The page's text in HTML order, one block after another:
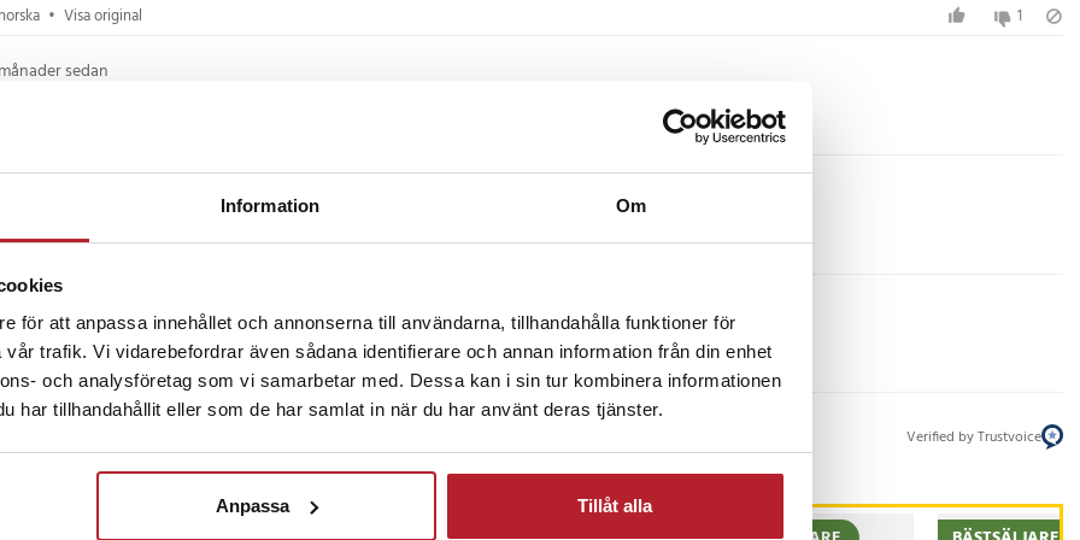
Information Om
för att anpassa innehållet och annonserna till användarna, tillhandahålla funktioner för
trafik. Vi vidarebefordrar även sådana identifierare och annan information från din enhet
och analysföretag som vi samarbetar med. Dessa kan i sin tur kombinera informationen
har tillhandahållit eller som de har samlat in när du har använt deras tjänster.
Anpassa Tillåt alla
räcker för en
designen är den enkel att
för modern tandvård
smidigt via USB och har en
timmar. Det kompakta formatet
– upp till 30 dagar för
för munduschen – gör dem
på resan eller använda hemma
• Visa original 1
sedan
sedan
Verified by Trustvoice